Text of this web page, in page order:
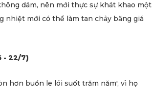
dám, nên mới thực sự khát khao một
nhiệt mới có thể làm tan chảy băng giá
- 22/7)
hơn buồn le lói suốt trăm năm', vì họ